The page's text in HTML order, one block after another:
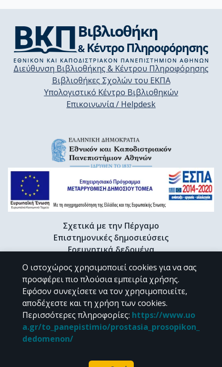
Διεύθυνση Βιβλιοθήκης & Κέντρου Πληροφόρησης
Βιβλιοθήκες Σχολών του ΕΚΠΑ
Υπολογιστικό Κέντρο Βιβλιοθηκών
Επικοινωνία / Helpdesk
Σχετικά με την Πέργαμο
Επιστημονικές δημοσιεύσεις
Ερευνητικά δεδομένα
Διδακτορικές διατριβές & Γκρίζα βιβλιογραφία
Προφίλ Ερευνητή
CC BY-NC 4.0
Εκτός αν αναφέρεται διαφορετικά, το υλικό της "Περγάμου" διατίθεται
Powered by
Ο ιστοχώρος χρησιμοποιεί cookies για να σας
προσφέρει πιο πλούσια εμπειρία χρήσης.
Εφόσον συνεχίσετε να τον χρησιμοποιείτε,
αποδέχεστε και τη χρήση των cookies.
Περισσότερες πληροφορίες: https://www.uo
a.gr/to_panepistimio/prostasia_prosopikon_
dedomenon/